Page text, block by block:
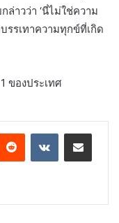
ล่าวว่า ‘นี่ไม่ใช่ความ
รรเทาความทุกข์ที่เกิด
ของประเทศ
Reddit VKontakteShare via Email